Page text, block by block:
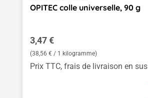
OPITEC colle universelle, 90 g
Prix régulier :
3,47 €
(38,56 € / 1 kilogramme)
Prix TTC, frais de livraison en sus